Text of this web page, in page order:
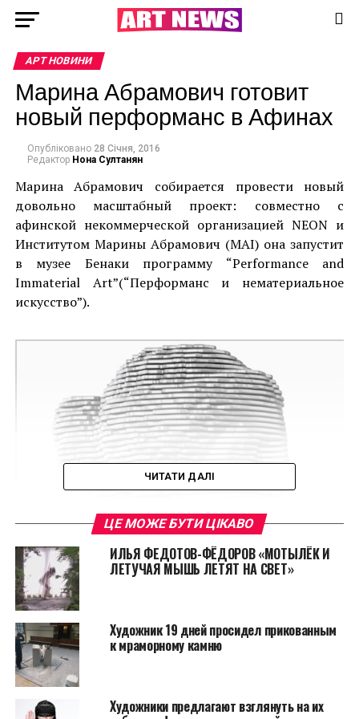
АРТ НОВИНИ
Марина Абрамович готовит
новый перформанс в Афинах
Опубліковано 28 Січня, 2016
Редактор Нона Султанян
Марина Абрамович собирается провести новый
довольно масштабный проект: совместно с
афинской некоммерческой организацией NEON и
Институтом Марины Абрамович (MAI) она запустит
в музее Бенаки программу “Performance and
Immaterial Art”(“Перформанс и нематериальное
искусство”).
Читайте также:Швейцарские студенты
ЧИТАТИ ДАЛІ
ЦЕ МОЖЕ БУТИ ЦІКАВО
ИЛЬЯ ФЕДОТОВ-ФЁДОРОВ «МОТЫЛЁК И
ЛЕТУЧАЯ МЫШЬ ЛЕТЯТ НА СВЕТ»
Художник 19 дней просидел прикованным
к мраморному камню
Художники предлагают взглянуть на их